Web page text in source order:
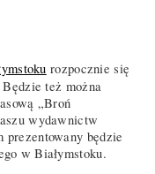
rozpocznie się
też można
„Broń
wydawnictw
prezentowany będzie
w Białymstoku.